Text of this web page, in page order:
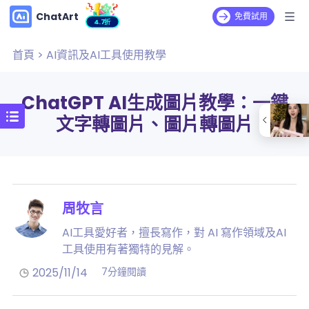
ChatArt 4.7折 免費試用
首頁 > AI資訊及AI工具使用教學
ChatGPT AI生成圖片教學：一鍵
文字轉圖片、圖片轉圖片
周牧言
AI工具愛好者，擅長寫作，對 AI 寫作領域及AI
工具使用有著獨特的見解。
2025/11/14
7分鐘閱讀